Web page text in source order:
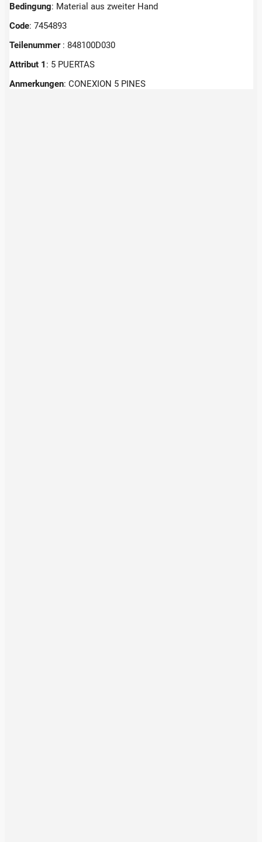
Bedingung: Material aus zweiter Hand
Code: 7454893
Teilenummer : 848100D030
Attribut 1 : 5 PUERTAS
Anmerkungen: CONEXION 5 PINES